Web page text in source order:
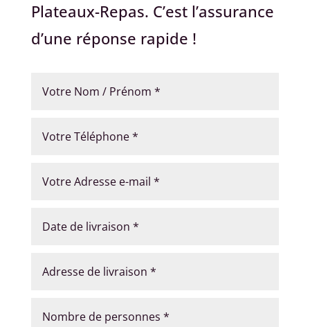
Plateaux-Repas. C’est l’assurance
d’une réponse rapide !